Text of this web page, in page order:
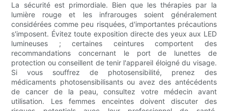
La sécurité est primordiale. Bien que les thérapies par la
lumière rouge et les infrarouges soient généralement
considérées comme peu risquées, d'importantes précautions
s'imposent. Évitez toute exposition directe des yeux aux LED
lumineuses ; certaines ceintures comportent des
recommandations concernant le port de lunettes de
protection ou conseillent de tenir l'appareil éloigné du visage.
Si vous souffrez de photosensibilité, prenez des
médicaments photosensibilisants ou avez des antécédents
de cancer de la peau, consultez votre médecin avant
utilisation. Les femmes enceintes doivent discuter des